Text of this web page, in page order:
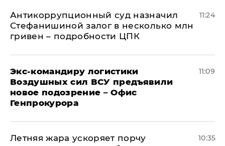
Антикоррупционный суд назначил
Стефанишиной залог в несколько млн
гривен – подробности ЦПК
11:24
Экс-командиру логистики
Воздушных сил ВСУ предъявили
новое подозрение – Офис
Генпрокурора
11:09
Летняя жара ускоряет порчу
10:35